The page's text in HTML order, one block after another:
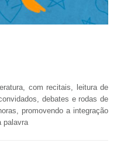
com recitais, leitura de
debates e rodas de
promovendo a integração
palavra